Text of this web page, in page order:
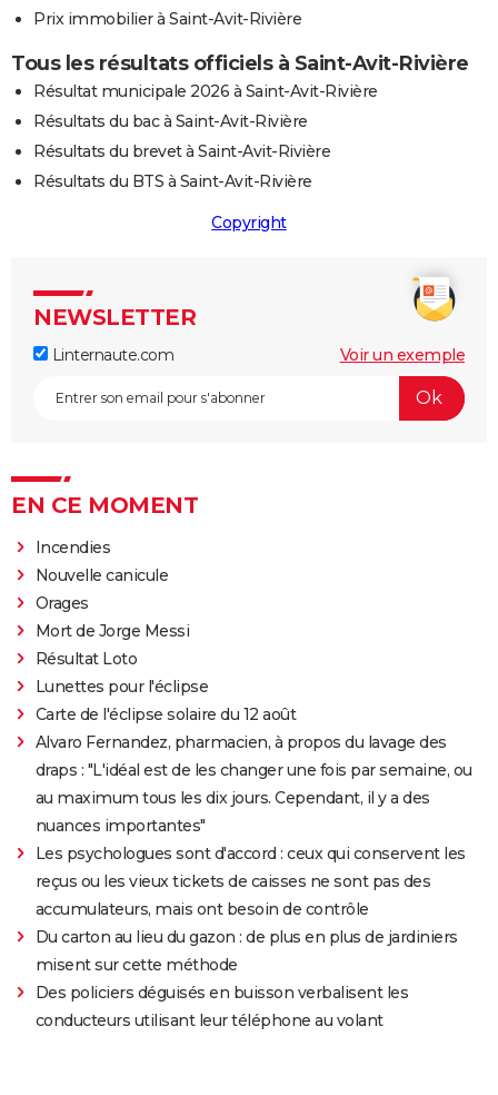
Prix immobilier à Saint-Avit-Rivière
Tous les résultats officiels à Saint-Avit-Rivière
Résultat municipale 2026 à Saint-Avit-Rivière
Résultats du bac à Saint-Avit-Rivière
Résultats du brevet à Saint-Avit-Rivière
Résultats du BTS à Saint-Avit-Rivière
Copyright
NEWSLETTER
Linternaute.com Voir un exemple
EN CE MOMENT
Incendies
Nouvelle canicule
Orages
Mort de Jorge Messi
Résultat Loto
Lunettes pour l'éclipse
Carte de l'éclipse solaire du 12 août
Alvaro Fernandez, pharmacien, à propos du lavage des
draps : "L'idéal est de les changer une fois par semaine, ou
au maximum tous les dix jours. Cependant, il y a des
nuances importantes"
Les psychologues sont d'accord : ceux qui conservent les
reçus ou les vieux tickets de caisses ne sont pas des
accumulateurs, mais ont besoin de contrôle
Du carton au lieu du gazon : de plus en plus de jardiniers
misent sur cette méthode
Des policiers déguisés en buisson verbalisent les
conducteurs utilisant leur téléphone au volant